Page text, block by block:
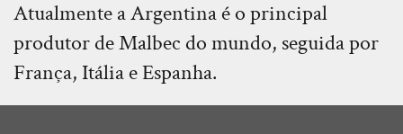
Atualmente a Argentina é o principal
produtor de Malbec do mundo, seguida por
França, Itália e Espanha.